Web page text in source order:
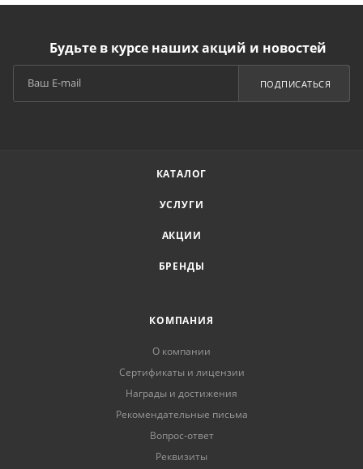
Будьте в курсе наших акций и новостей
ПОДПИСАТЬСЯ
КАТАЛОГ
УСЛУГИ
АКЦИИ
БРЕНДЫ
КОМПАНИЯ
О компании
Сертификаты и лицензии
Награды и достижения
Рекомендательные письма
Вопрос-ответ
Реквизиты